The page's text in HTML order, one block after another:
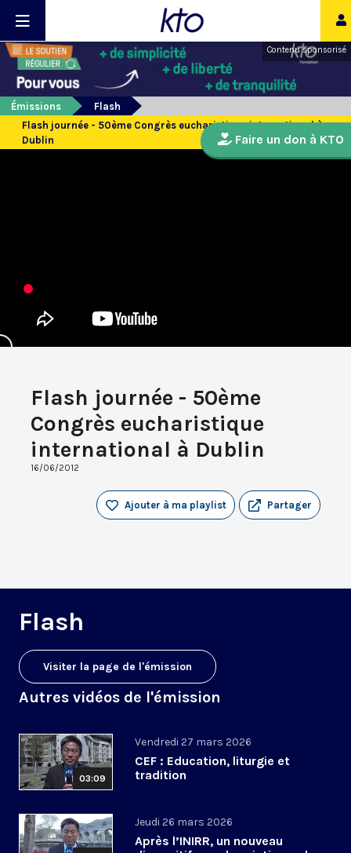
Contenu sponsorisé
Émissions
Flash
Flash journée - 50ème Congrès eucharistique international à
Dublin
Flash journée - 50ème
Congrès eucharistique
international à Dublin
16/06/2012
Partager
Ajouter à ma playlist
Flash
Visiter la page de l'émission
Autres vidéos de l'émission
03:09
Vendredi 27 mars 2026
CEF : Education, liturgie et
tradition
Jeudi 26 mars 2026
Après l’INIRR, un nouveau
Faire un don à KTO